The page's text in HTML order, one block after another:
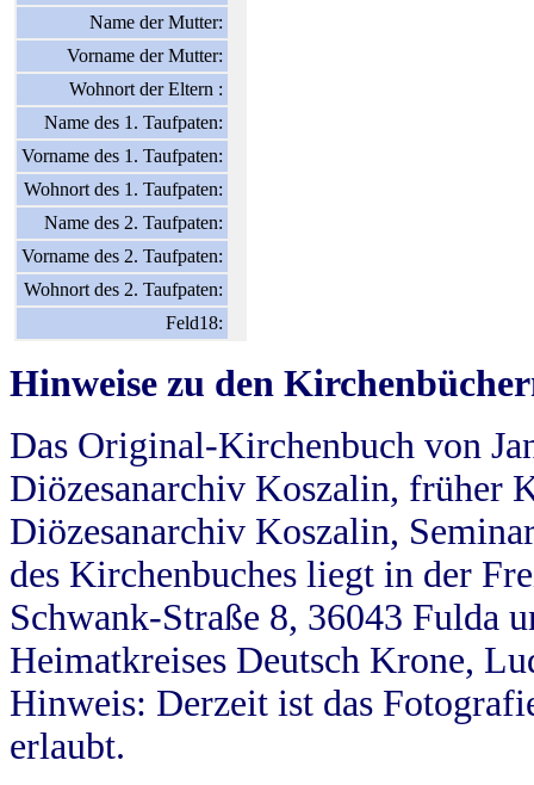
Name der Mutter:
Vorname der Mutter:
Wohnort der Eltern :
Name des 1. Taufpaten:
Vorname des 1. Taufpaten:
Wohnort des 1. Taufpaten:
Name des 2. Taufpaten:
Vorname des 2. Taufpaten:
Wohnort des 2. Taufpaten:
Feld18:
Hinweise zu den
Das Original-Kirchenbuch von
Diözesanarchiv Koszalin, früher
Diözesanarchiv Koszalin,
des Kirchenbuches liegt in der
Schwank-Straße 8, 36043 Fulda
Heimatkreises Deutsch Krone,
Hinweis: Derzeit ist das
erlaubt.